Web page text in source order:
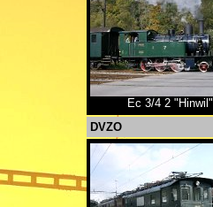
Ec 3/4 2 "Hinwil"
DVZO